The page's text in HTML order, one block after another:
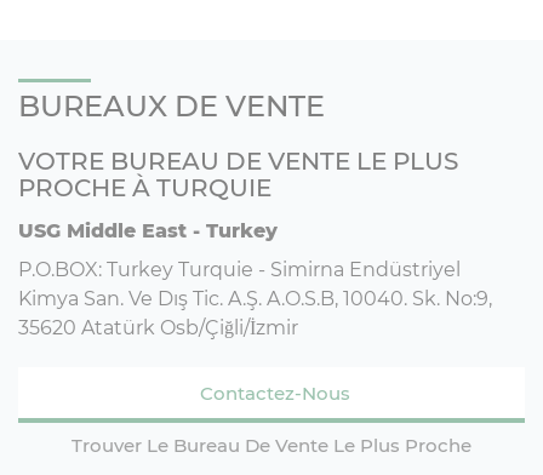
BUREAUX DE VENTE
VOTRE BUREAU DE VENTE LE PLUS
PROCHE À TURQUIE
USG Middle East - Turkey
P.O.BOX: Turkey Turquie - Simirna Endüstriyel
Kimya San. Ve Dış Tic. A.Ş. A.O.S.B, 10040. Sk. No:9,
35620 Atatürk Osb/Çiğli/İzmir
Contactez-Nous
Trouver Le Bureau De Vente Le Plus Proche